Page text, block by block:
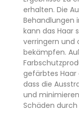
erhalten. Die
Behandlungen
kann das Haar
verringern und
bekämpfen.
gefärbtes Haar
dass die
und
Schäden durch